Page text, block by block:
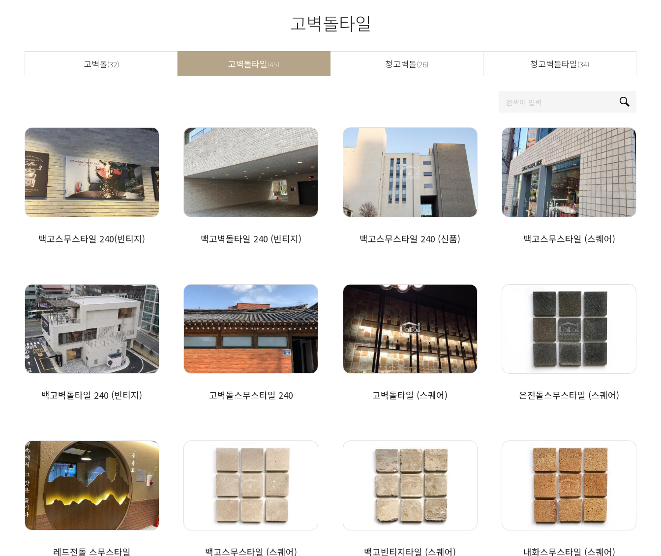
고벽돌타일
고벽돌(32) 고벽돌타일(45) 청고벽돌(26) 청고벽돌타일(34)
백고스무스타일 240(빈티지) 백고벽돌타일 240 (빈티지) 백고스무스타일 240 (신품) 백고스무스타일 (스퀘어)
백고벽돌타일 240 (빈티지) 고벽돌스무스타일 240 고벽돌타일 (스퀘어) 은전돌스무스타일 (스퀘어)
레드전돌 스무스타일 백고스무스타일 (스퀘어) 백고빈티지타일 (스퀘어) 내화스무스타일 (스퀘어)